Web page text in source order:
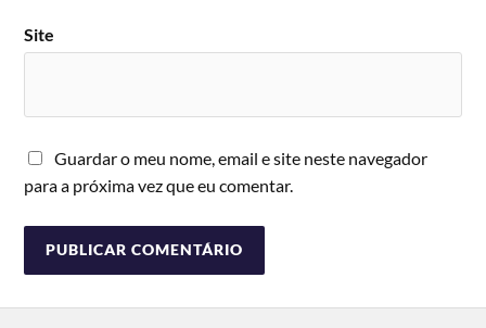
Site
Guardar o meu nome, email e site neste navegador
para a próxima vez que eu comentar.